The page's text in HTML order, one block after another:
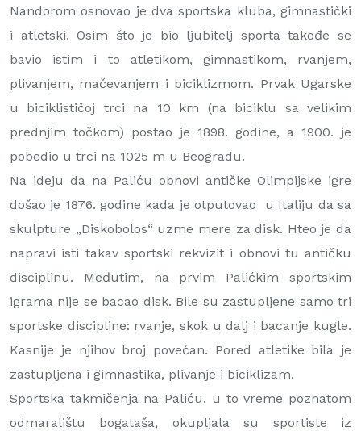
Nandorom osnovao je dva sportska kluba, gimnastički
i atletski. Osim što je bio ljubitelj sporta takođe se
bavio istim i to atletikom, gimnastikom, rvanjem,
plivanjem, mačevanjem i biciklizmom. Prvak Ugarske
u biciklističoj trci na 10 km (na biciklu sa velikim
prednjim točkom) postao je 1898. godine, a 1900. je
pobedio u trci na 1025 m u Beogradu.
Na ideju da na Paliću obnovi antičke Olimpijske igre
došao je 1876. godine kada je otputovao u Italiju da sa
skulpture „Diskobolos“ uzme mere za disk. Hteo je da
napravi isti takav sportski rekvizit i obnovi tu antičku
disciplinu. Međutim, na prvim Palićkim sportskim
igrama nije se bacao disk. Bile su zastupljene samo tri
sportske discipline: rvanje, skok u dalj i bacanje kugle.
Kasnije je njihov broj povećan. Pored atletike bila je
zastupljena i gimnastika, plivanje i biciklizam.
Sportska takmičenja na Paliću, u to vreme poznatom
odmaralištu bogataša, okupljala su sportiste iz